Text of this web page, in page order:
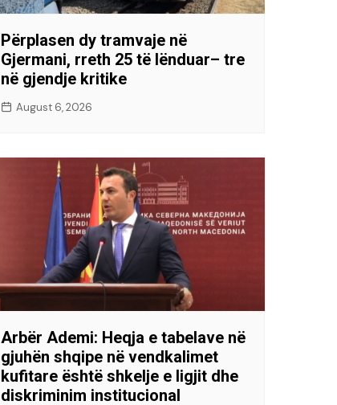
Përplasen dy tramvaje në
Gjermani, rreth 25 të lënduar– tre
në gjendje kritike
August 6, 2026
Arbër Ademi: Heqja e tabelave në
gjuhën shqipe në vendkalimet
kufitare është shkelje e ligjit dhe
diskriminim institucional